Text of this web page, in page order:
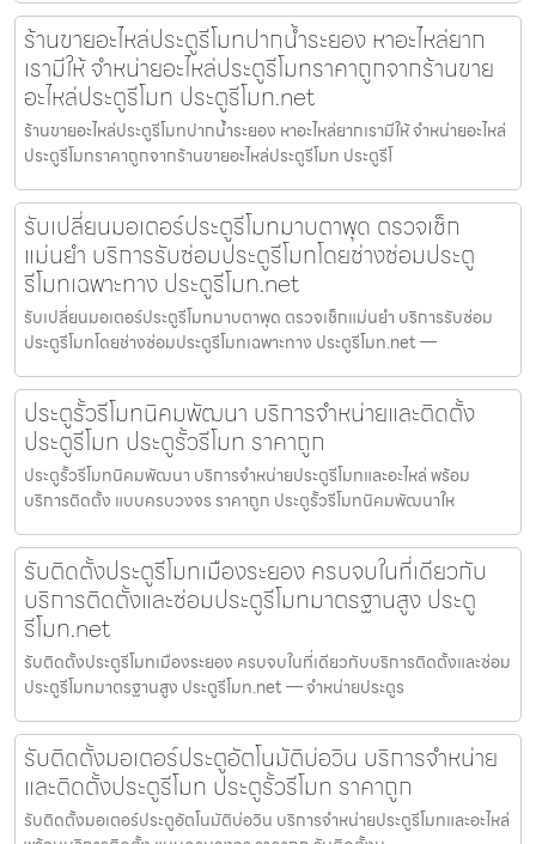
ร้านขายอะไหล่ประตูรีโมทปากน้ำระยอง หาอะไหล่ยาก
เรามีให้ จำหน่ายอะไหล่ประตูรีโมทราคาถูกจากร้านขาย
อะไหล่ประตูรีโมท ประตูรีโมท.net
ร้านขายอะไหล่ประตูรีโมทปากน้ำระยอง หาอะไหล่ยากเรามีให้ จำหน่ายอะไหล่
ประตูรีโมทราคาถูกจากร้านขายอะไหล่ประตูรีโมท ประตูรีโ
รับเปลี่ยนมอเตอร์ประตูรีโมทมาบตาพุด ตรวจเช็ก
แม่นยำ บริการรับซ่อมประตูรีโมทโดยช่างซ่อมประตู
รีโมทเฉพาะทาง ประตูรีโมท.net
รับเปลี่ยนมอเตอร์ประตูรีโมทมาบตาพุด ตรวจเช็กแม่นยำ บริการรับซ่อม
ประตูรีโมทโดยช่างซ่อมประตูรีโมทเฉพาะทาง ประตูรีโมท.net —
ประตูรั้วรีโมทนิคมพัฒนา บริการจำหน่ายและติดตั้ง
ประตูรีโมท ประตูรั้วรีโมท ราคาถูก
ประตูรั้วรีโมทนิคมพัฒนา บริการจำหน่ายประตูรีโมทและอะไหล่ พร้อม
บริการติดตั้ง แบบครบวงจร ราคาถูก ประตูรั้วรีโมทนิคมพัฒนาให
รับติดตั้งประตูรีโมทเมืองระยอง ครบจบในที่เดียวกับ
บริการติดตั้งและซ่อมประตูรีโมทมาตรฐานสูง ประตู
รีโมท.net
รับติดตั้งประตูรีโมทเมืองระยอง ครบจบในที่เดียวกับบริการติดตั้งและซ่อม
ประตูรีโมทมาตรฐานสูง ประตูรีโมท.net — จำหน่ายประตูร
รับติดตั้งมอเตอร์ประตูอัตโนมัติบ่อวิน บริการจำหน่าย
และติดตั้งประตูรีโมท ประตูรั้วรีโมท ราคาถูก
รับติดตั้งมอเตอร์ประตูอัตโนมัติบ่อวิน บริการจำหน่ายประตูรีโมทและอะไหล่